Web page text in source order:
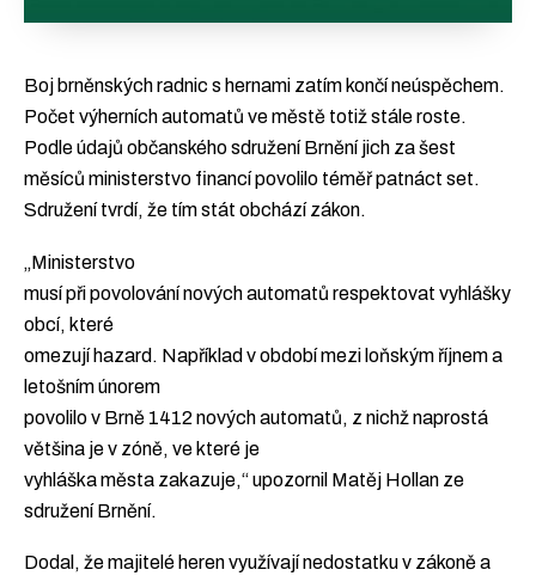
Boj brněnských radnic s hernami zatím končí neúspěchem.
Počet výherních automatů ve městě totiž stále roste.
Podle údajů občanského sdružení Brnění jich za šest
měsíců ministerstvo financí povolilo téměř patnáct set.
Sdružení tvrdí, že tím stát obchází zákon.
„Ministerstvo
musí při povolování nových automatů respektovat vyhlášky
obcí, které
omezují hazard. Například v období mezi loňským říjnem a
letošním únorem
povolilo v Brně 1412 nových automatů, z nichž naprostá
většina je v zóně, ve které je
vyhláška města zakazuje,“ upozornil Matěj Hollan ze
sdružení Brnění.
Dodal, že majitelé heren využívají nedostatku v zákoně a